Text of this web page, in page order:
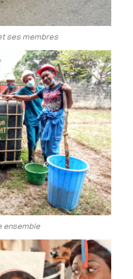
ses membres
ensemble